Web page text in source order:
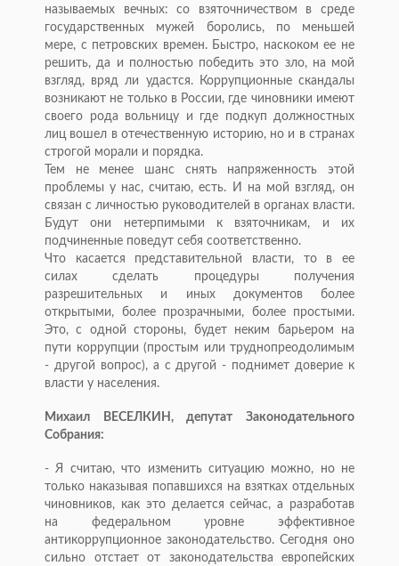
называемых вечных: со взяточничеством в среде
государственных мужей боролись, по меньшей
мере, с петровских времен. Быстро, наскоком ее не
решить, да и полностью победить это зло, на мой
взгляд, вряд ли удастся. Коррупционные скандалы
возникают не только в России, где чиновники имеют
своего рода вольницу и где подкуп должностных
лиц вошел в отечественную историю, но и в странах
строгой морали и порядка.
Тем не менее шанс снять напряженность этой
проблемы у нас, считаю, есть. И на мой взгляд, он
связан с личностью руководителей в органах власти.
Будут они нетерпимыми к взяточникам, и их
подчиненные поведут себя соответственно.
Что касается представительной власти, то в ее
силах сделать процедуры получения
разрешительных и иных документов более
открытыми, более прозрачными, более простыми.
Это, с одной стороны, будет неким барьером на
пути коррупции (простым или труднопреодолимым
- другой вопрос), а с другой - поднимет доверие к
власти у населения.
Михаил ВЕСЕЛКИН, депутат Законодательного
Собрания:
- Я считаю, что изменить ситуацию можно, но не
только наказывая попавшихся на взятках отдельных
чиновников, как это делается сейчас, а разработав
на федеральном уровне эффективное
антикоррупционное законодательство. Сегодня оно
сильно отстает от законодательства европейских